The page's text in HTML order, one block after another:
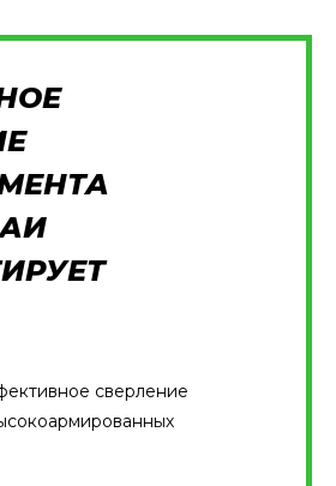
сверление